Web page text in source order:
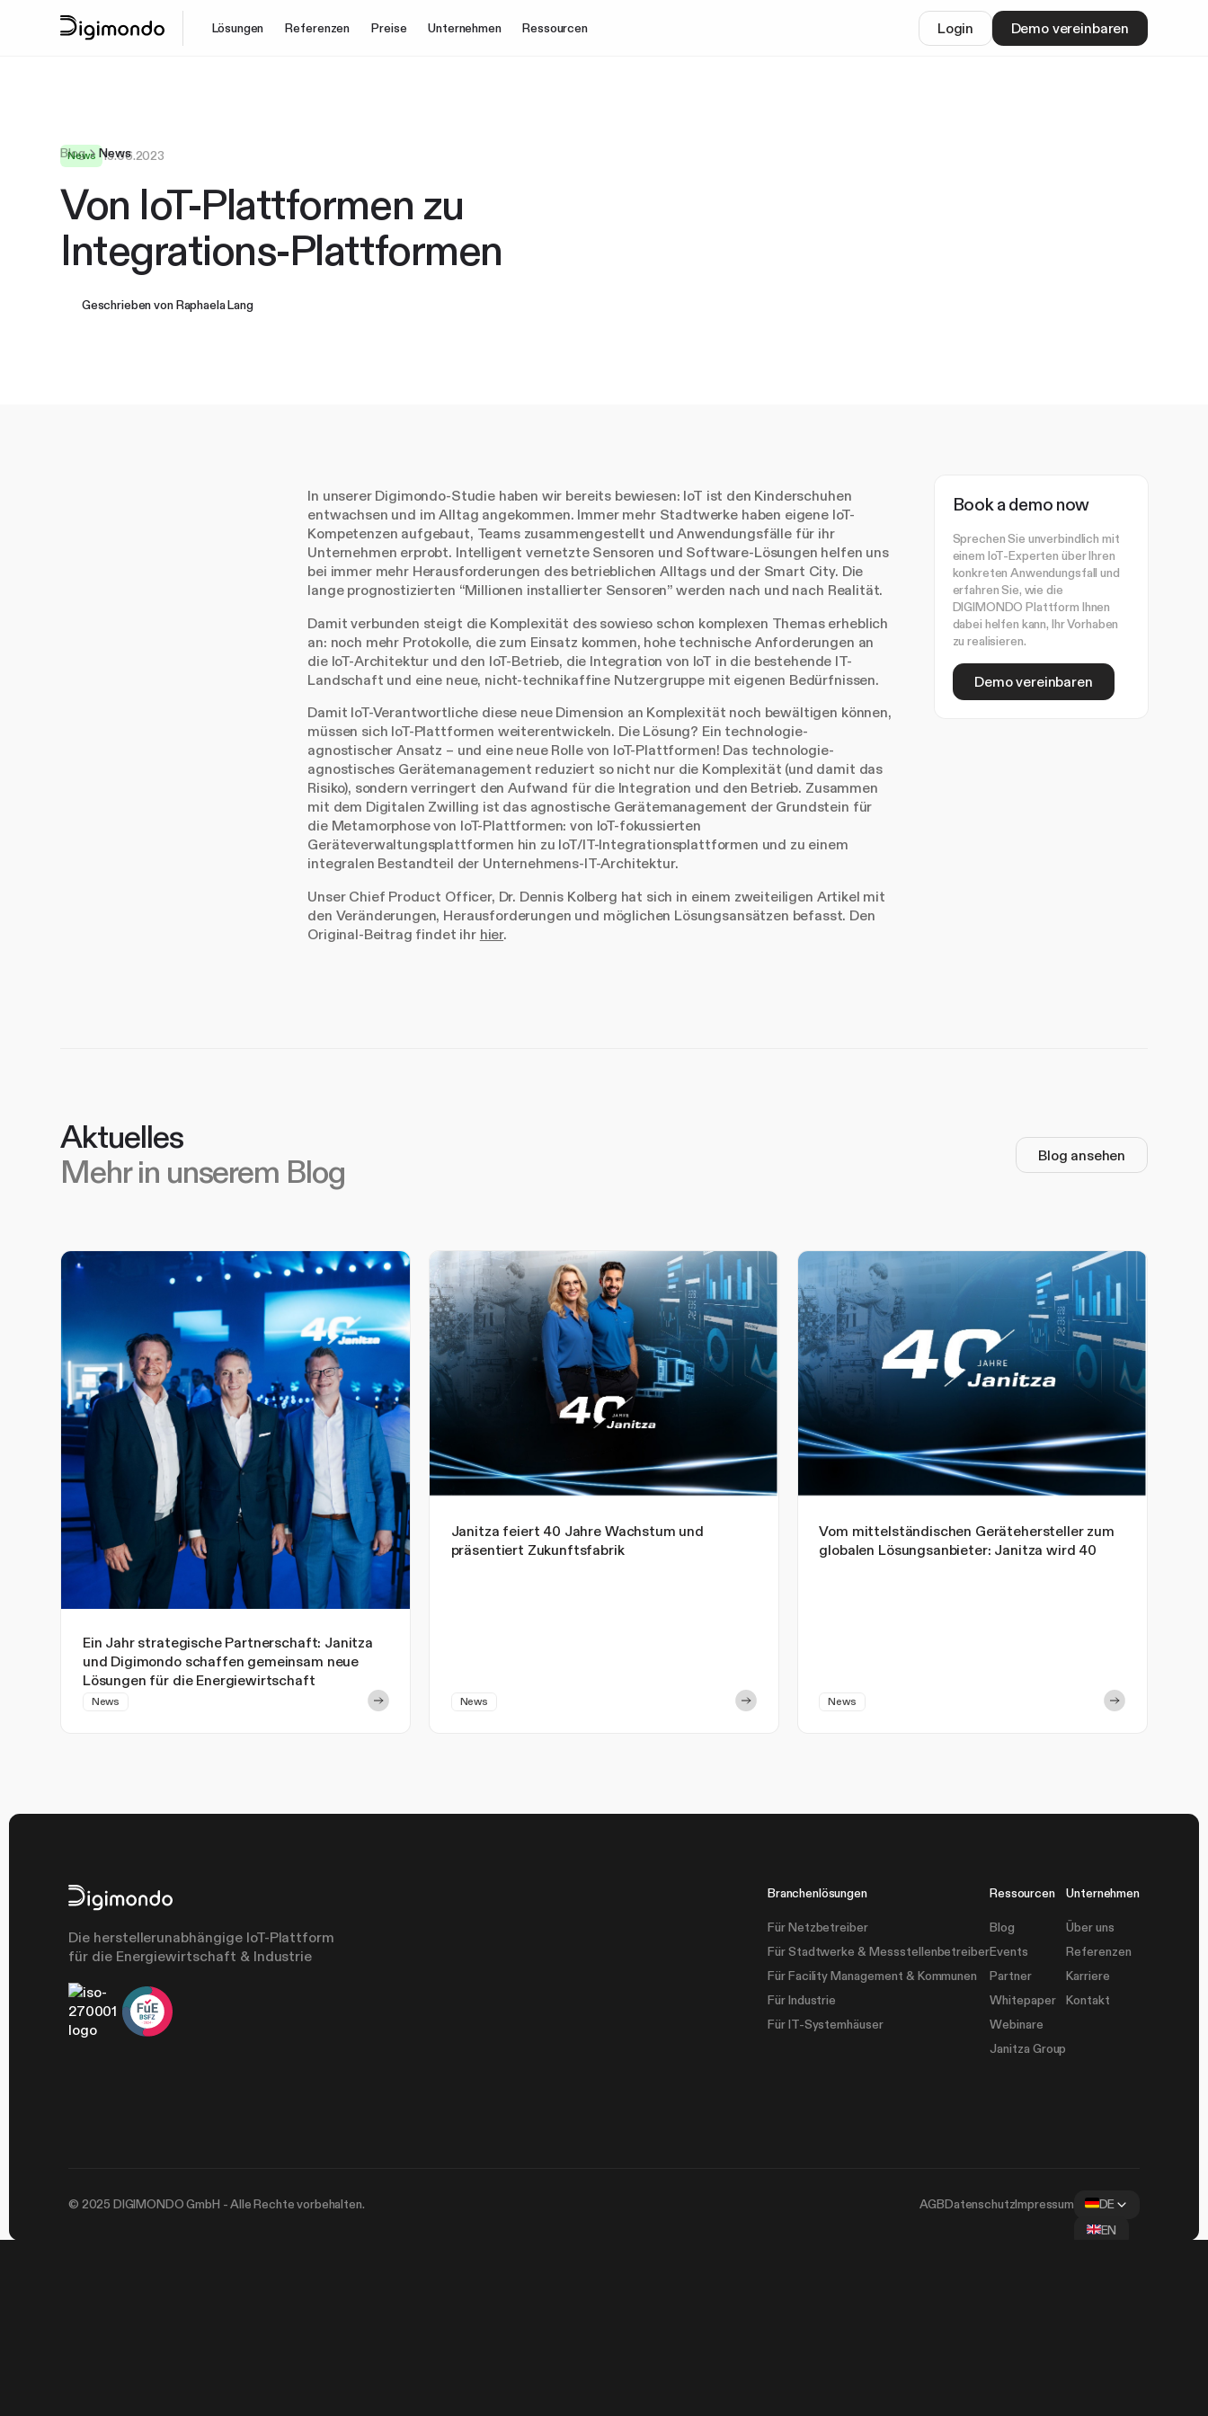
Lösungen Referenzen Preise Unternehmen Ressourcen Login Demo vereinbaren
Blog News
News 15.06.2023
Von IoT-Plattformen zu
Integrations-Plattformen
Geschrieben vonRaphaela Lang
In unserer Digimondo-Studie haben wir bereits bewiesen: IoT ist den Kinderschuhen
entwachsen und im Alltag angekommen. Immer mehr Stadtwerke haben eigene IoT-
Kompetenzen aufgebaut, Teams zusammengestellt und Anwendungsfälle für ihr
Unternehmen erprobt. Intelligent vernetzte Sensoren und Software-Lösungen helfen uns
bei immer mehr Herausforderungen des betrieblichen Alltags und der Smart City. Die
lange prognostizierten “Millionen installierter Sensoren” werden nach und nach Realität.
Damit verbunden steigt die Komplexität des sowieso schon komplexen Themas erheblich
an: noch mehr Protokolle, die zum Einsatz kommen, hohe technische Anforderungen an
die IoT-Architektur und den IoT-Betrieb, die Integration von IoT in die bestehende IT-
Landschaft und eine neue, nicht-technikaffine Nutzergruppe mit eigenen Bedürfnissen.
Damit IoT-Verantwortliche diese neue Dimension an Komplexität noch bewältigen können,
müssen sich IoT-Plattformen weiterentwickeln. Die Lösung? Ein technologie-
agnostischer Ansatz – und eine neue Rolle von IoT-Plattformen! Das technologie-
agnostisches Gerätemanagement reduziert so nicht nur die Komplexität (und damit das
Risiko), sondern verringert den Aufwand für die Integration und den Betrieb. Zusammen
mit dem Digitalen Zwilling ist das agnostische Gerätemanagement der Grundstein für
die Metamorphose von IoT-Plattformen: von IoT-fokussierten
Geräteverwaltungsplattformen hin zu IoT/IT-Integrationsplattformen und zu einem
integralen Bestandteil der Unternehmens-IT-Architektur.
Unser Chief Product Officer, Dr. Dennis Kolberg hat sich in einem zweiteiligen Artikel mit
den Veränderungen, Herausforderungen und möglichen Lösungsansätzen befasst. Den
Original-Beitrag findet ihr hier.
Book a demo now
Sprechen Sie unverbindlich mit
einem IoT-Experten über Ihren
konkreten Anwendungsfall und
erfahren Sie, wie die
DIGIMONDO Plattform Ihnen
dabei helfen kann, Ihr Vorhaben
zu realisieren.
Demo vereinbaren
Aktuelles
Mehr in unserem Blog
Blog ansehen
Ein Jahr strategische Partnerschaft: Janitza
und Digimondo schaffen gemeinsam neue
Lösungen für die Energiewirtschaft
News
Janitza feiert 40 Jahre Wachstum und
präsentiert Zukunftsfabrik
News
Vom mittelständischen Gerätehersteller zum
globalen Lösungsanbieter: Janitza wird 40
News
Die herstellerunabhängige IoT-Plattform
für die Energiewirtschaft & Industrie
Branchenlösungen
Für Netzbetreiber
Für Stadtwerke & Messstellenbetreiber
Für Facility Management & Kommunen
Für Industrie
Für IT-Systemhäuser
Ressourcen
Blog
Events
Partner
Whitepaper
Webinare
Janitza Group
Unternehmen
Über uns
Referenzen
Karriere
Kontakt
© 2025 DIGIMONDO GmbH - Alle Rechte vorbehalten. AGBDatenschutzImpressum
DE
EN